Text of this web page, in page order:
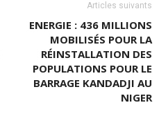
Articles suivants
ENERGIE : 436 MILLIONS
MOBILISÉS POUR LA
RÉINSTALLATION DES
POPULATIONS POUR LE
BARRAGE KANDADJI AU
NIGER